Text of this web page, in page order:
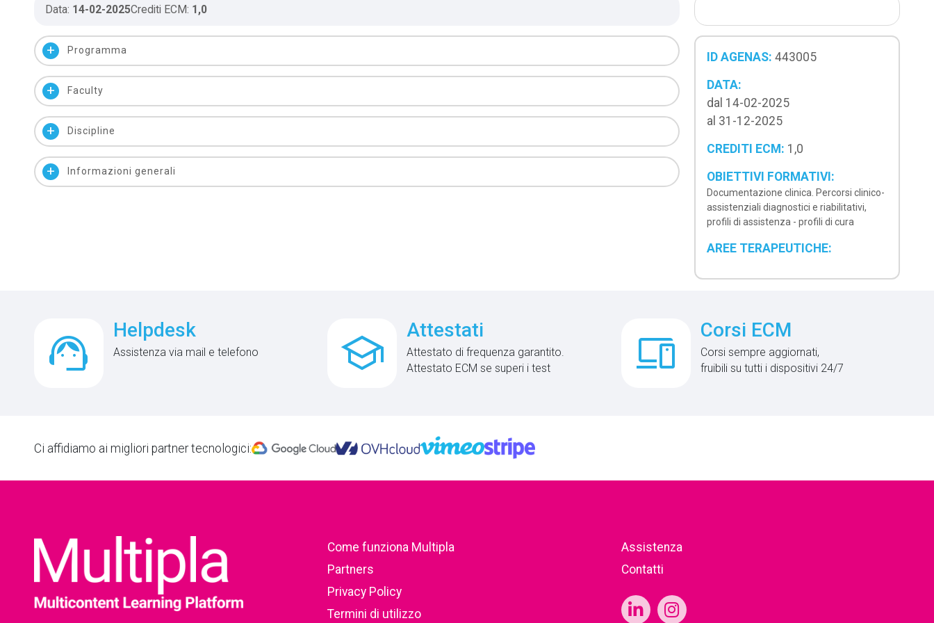
Data: 14-02-2025Crediti ECM: 1,0
add Programma
add Faculty
add Discipline
add Informazioni generali
ID AGENAS:443005
DATA:
dal 14-02-2025
al 31-12-2025
CREDITI ECM: 1,0
OBIETTIVI FORMATIVI:
Documentazione clinica. Percorsi clinico-
assistenziali diagnostici e riabilitativi,
profili di assistenza - profili di cura
AREE TERAPEUTICHE:
support_agent Helpdesk
Assistenza via mail e telefono school Attestati
Attestato di frequenza garantito.
Attestato ECM se superi i test
phonelink Corsi ECM
Corsi sempre aggiornati,
fruibili su tutti i dispositivi 24/7
Ci affidiamo ai migliori partner tecnologici:
Come funziona Multipla
Partners
Privacy Policy
Termini di utilizzo
Assistenza
Contatti